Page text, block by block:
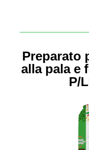
Preparato
alla pala e
P/